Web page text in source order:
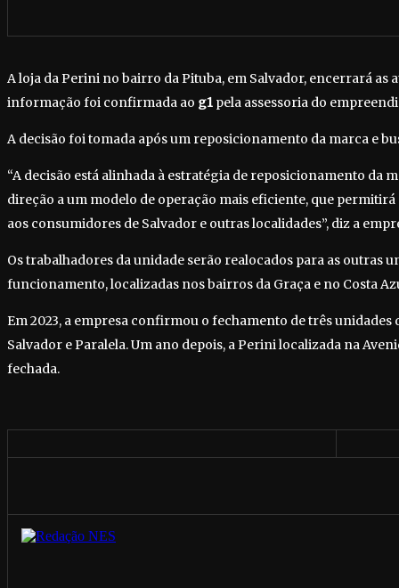
A loja da Perini no bairro da Pituba, em Salvador, encerrará as
informação foi confirmada ao g1 pela assessoria do
A decisão foi tomada após um reposicionamento da marca e
“A decisão está alinhada à estratégia de reposicionamento da
direção a um modelo de operação mais eficiente, que
aos consumidores de Salvador e outras localidades”, diz a
Os trabalhadores da unidade serão realocados para as outras
funcionamento, localizadas nos bairros da Graça e no Costa
Em 2023, a empresa confirmou o fechamento de três unidades
Salvador e Paralela. Um ano depois, a Perini localizada na
fechada.